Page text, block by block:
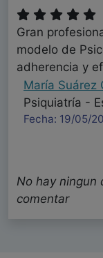
Gran
modelo de
adherencia y
María Suárez
Psiquiatría -
Fecha: 19/05/
No hay ningun
comentar